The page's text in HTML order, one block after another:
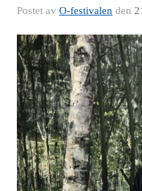
Postet av O-festivalen den